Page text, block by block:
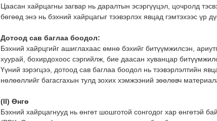
Цаасан хайрцагны загвар нь даралтын эсэргүүцэл, цочролд
бөгөөд энэ нь бэхний хайрцагыг тээвэрлэх явцад гэмтэхээс үр
Дотоод сав баглаа боодол:
Бэхний хайрцгийг ашиглахаас өмнө бэхийг битүүмжилсэн,
хуурай, бохирдохоос сэргийлж, бие даасан хуванцар
Үүний зэрэгцээ, дотоод сав баглаа боодол нь тээвэрлэлтийн
нөлөөллийг багасгахын тулд зохих хэмжээний зөөлөвч
(II) Өнгө
Бэхний хайрцагнууд нь өнгөт шошготой сонгодог хар өнгөтэй